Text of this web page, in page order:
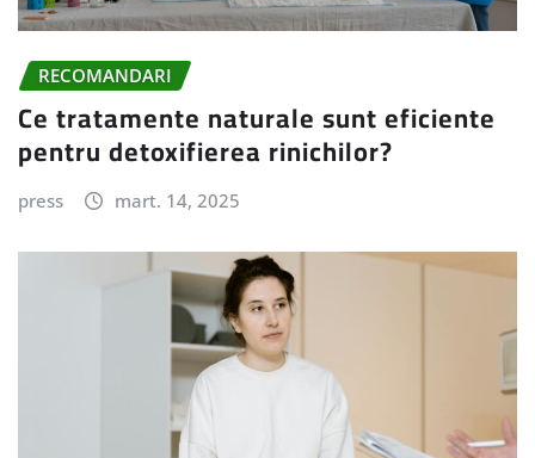
RECOMANDARI
Ce tratamente naturale sunt eficiente
pentru detoxifierea rinichilor?
press mart. 14, 2025